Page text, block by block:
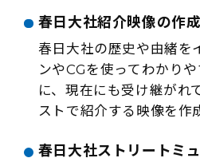
春日大社紹介映像の作成
春日大社の歴史や由緒を
ンやCGを使ってわかり
に、現在にも受け継がれ
ストで紹介する映像を作
春日大社ストリートミ